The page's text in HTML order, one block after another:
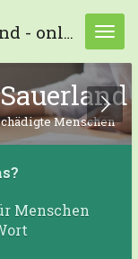
Schriftdolmetscher Sauerland - online und präsenz -
Menschen
Menschen